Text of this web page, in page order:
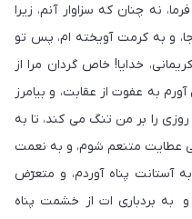
نه چنان كه سزاوار آنم، زيرا
و به كرمت آويخته ام، پس تو
خدايا! خاص گردان مرا از
به عفوت از عقابت، و بيامرز
را بر من تنگ مى كند، تا به
عطايت متنعم شوم، و به نعمت
آستانت پناه آوردم، و متعرّض
به بردبارى ات از خشمت پناه